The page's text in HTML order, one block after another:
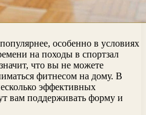
особенно в условиях
на походы в спортзал
что вы не можете
фитнесом на дому. В
эффективных
вам поддерживать форму и